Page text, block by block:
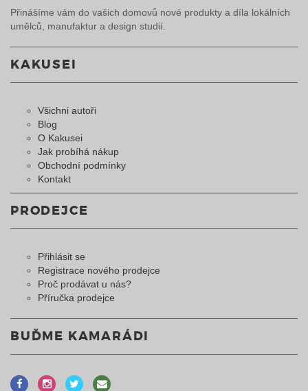
Přinášíme vám do vašich domovů nové produkty a díla lokálních
umělců, manufaktur a design studií.
KAKUSEI
Všichni autoři
Blog
O Kakusei
Jak probíhá nákup
Obchodní podmínky
Kontakt
PRODEJCE
Přihlásit se
Registrace nového prodejce
Proč prodávat u nás?
Příručka prodejce
BUĎME KAMARÁDI